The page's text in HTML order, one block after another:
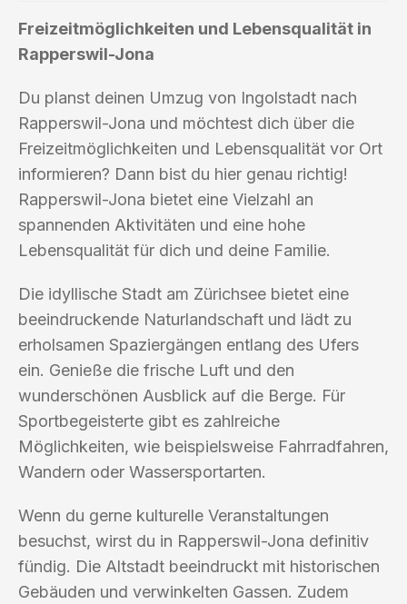
Freizeitmöglichkeiten und Lebensqualität in
Rapperswil-Jona
Du planst deinen Umzug von Ingolstadt nach
Rapperswil-Jona und möchtest dich über die
Freizeitmöglichkeiten und Lebensqualität vor Ort
informieren? Dann bist du hier genau richtig!
Rapperswil-Jona bietet eine Vielzahl an
spannenden Aktivitäten und eine hohe
Lebensqualität für dich und deine Familie.
Die idyllische Stadt am Zürichsee bietet eine
beeindruckende Naturlandschaft und lädt zu
erholsamen Spaziergängen entlang des Ufers
ein. Genieße die frische Luft und den
wunderschönen Ausblick auf die Berge. Für
Sportbegeisterte gibt es zahlreiche
Möglichkeiten, wie beispielsweise Fahrradfahren,
Wandern oder Wassersportarten.
Wenn du gerne kulturelle Veranstaltungen
besuchst, wirst du in Rapperswil-Jona definitiv
fündig. Die Altstadt beeindruckt mit historischen
Gebäuden und verwinkelten Gassen. Zudem